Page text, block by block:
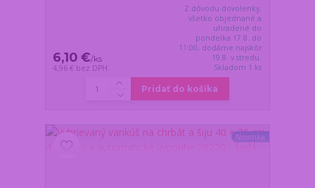
6,10 €/ks
4,96 € bez DPH
Z dôvodu dovolenky,
všetko objednané a
uhradené do
pondelka 17.8. do
11:00, dodáme najskôr
19.8. v stredu.
Skladom 1 ks
Pridať do košíka
Novinka